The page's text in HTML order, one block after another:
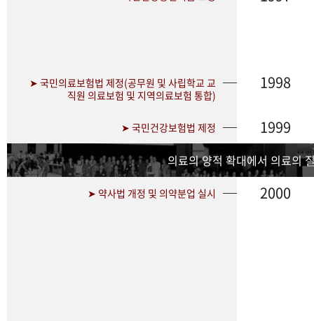
➤ 국민의료보험법 제정(공무원 및 사립학교 교
직원 의료보험 및 지역의료보험 통합)
1998
➤ 국민건강보험법 제정 1999
의료의 양적 확대에서 의료의
➤ 약사법 개정 및 의약분업 실시 2000